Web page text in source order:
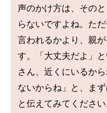
声のかけ方は、その
らないですよね。た
言われるかより、親
す。「大丈夫だよ」
さん、近くにいるか
ないからね」と、ま
と伝えてみてくださ